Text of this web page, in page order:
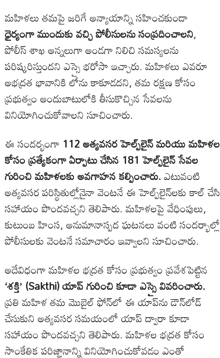
మహిళలు తమపై జరిగే అన్యాయాన్ని సహించకుండా
ధైర్యంగా ముందుకు వచ్చి పోలీసులను సంప్రదించాలని,
పోలీస్ శాఖ అన్నలుగా అండగా నిలిచి సమస్యలను
పరిష్కరిస్తుందని ఎస్సై భరోసా ఇచ్చారు. మహిళలు ఎవరూ
అభద్రత భావానికి లోను కాకూడదని, తమ రక్షణ కోసం
ప్రభుత్వం అందుబాటులోకి తీసుకొచ్చిన సేవలను
వినియోగించుకోవాలని సూచించారు.
ఈ సందర్భంగా 112 అత్యవసర హెల్ప్‌లైన్ మరియు మహిళల
కోసం ప్రత్యేకంగా ఏర్పాటు చేసిన 181 హెల్ప్‌లైన్ సేవల
గురించి మహిళలకు అవగాహన కల్పించారు.ఎటువంటి
అత్యవసర పరిస్థితుల్లోనైనా వెంటనే ఈ హెల్ప్‌లైన్‌లకు కాల్ చేసి
సహాయం పొందవచ్చని తెలిపారు. మహిళలపై వేధింపులు,
కుటుంబ హింస, అనుమానాస్పద ఘటనలు వంటి సందర్భాల్లో
పోలీసులకు వెంటనే సమాచారం ఇవ్వాలని సూచించారు.
అదేవిధంగా మహిళల భద్రత కోసం ప్రభుత్వం ప్రవేశపెట్టిన
‘శక్తి’ (Sakthi) యాప్ గురించి కూడా ఎస్సై వివరించారు.
ప్రతి మహిళ తమ మొబైల్ ఫోన్‌లో ఈ యాప్‌ను డౌన్‌లోడ్
చేసుకుని అత్యవసర సమయంలో యాప్ ద్వారా కూడా
సహాయం పొందవచ్చని తెలిపారు. మహిళల భద్రత కోసం
సాంకేతిక పరిజ్ఞానాన్ని వినియోగించుకోవడం ఎంతో